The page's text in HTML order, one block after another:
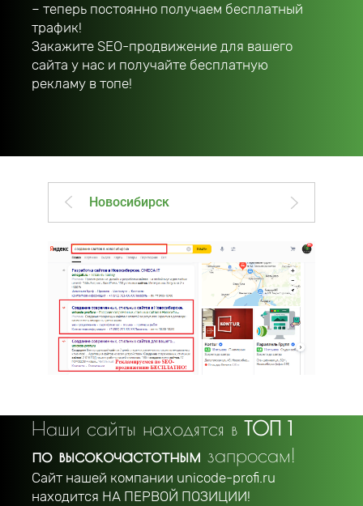
– теперь постоянно получаем бесплатный
трафик!
Закажите SEO-продвижение для вашего
сайта у нас и получайте бесплатную
рекламу в топе!
Новосибирск
Наши сайты находятся в ТОП 1
по высокочастотным запросам!
Сайт нашей компании unicode-profi.ru
находится НА ПЕРВОЙ ПОЗИЦИИ!